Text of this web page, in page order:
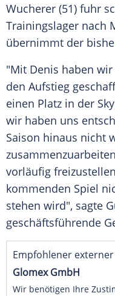
Wucherer (51) fuhr
Trainingslager nach
übernimmt der
"Mit Denis haben
den Aufstieg
einen Platz in der
wir haben uns
Saison hinaus nicht
vorläufig
kommenden Spiel
stehen wird", sagte
geschäftsführende
Empfohlener
Glomex GmbH
Wir benötigen Ihre